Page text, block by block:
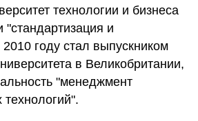
технологии и бизнеса
"стандартизация и
году стал выпускником
в Великобритании,
"менеджмент